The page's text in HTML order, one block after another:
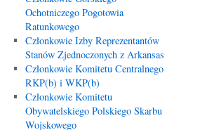
Ochotniczego Pogotowia
Ratunkowego
Członkowie Izby Reprezentantów
Stanów Zjednoczonych z Arkansas
Członkowie Komitetu Centralnego
RKP(b) i WKP(b)
Członkowie Komitetu
Obywatelskiego Polskiego Skarbu
Wojskowego